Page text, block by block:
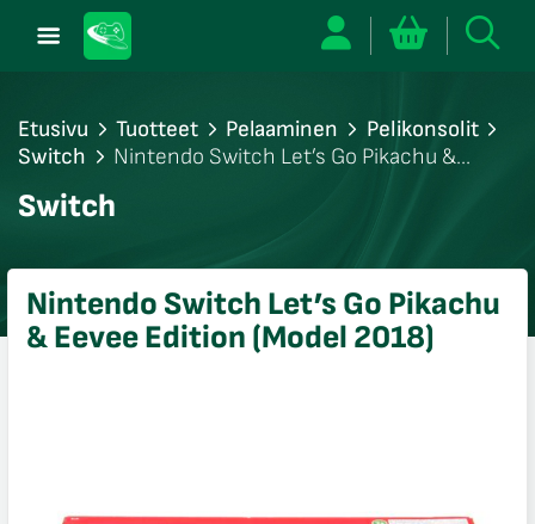
Etusivu Tuotteet Pelaaminen
Pelikonsolit
Switch
Nintendo Switch Let’s Go Pikachu &
Switch
Nintendo Switch Let’s Go Pikachu
& Eevee Edition (Model 2018)
sulje
sulje